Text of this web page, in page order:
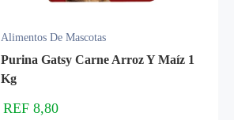
Alimentos De Mascotas
Purina Gatsy Carne Arroz Y Maíz 1
Kg
REF 8,80